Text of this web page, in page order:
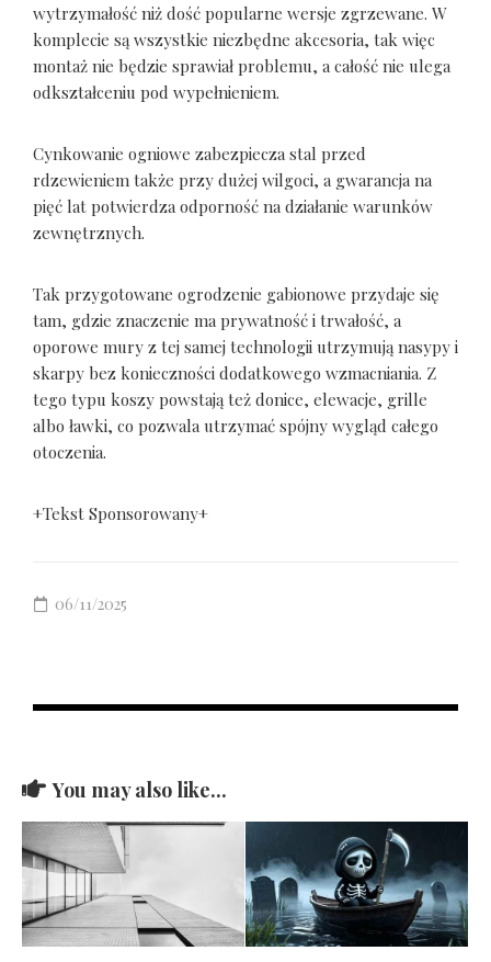
wytrzymałość niż dość popularne wersje zgrzewane. W
komplecie są wszystkie niezbędne akcesoria, tak więc
montaż nie będzie sprawiał problemu, a całość nie ulega
odkształceniu pod wypełnieniem.
Cynkowanie ogniowe zabezpiecza stal przed
rdzewieniem także przy dużej wilgoci, a gwarancja na
pięć lat potwierdza odporność na działanie warunków
zewnętrznych.
Tak przygotowane ogrodzenie gabionowe przydaje się
tam, gdzie znaczenie ma prywatność i trwałość, a
oporowe mury z tej samej technologii utrzymują nasypy i
skarpy bez konieczności dodatkowego wzmacniania. Z
tego typu koszy powstają też donice, elewacje, grille
albo ławki, co pozwala utrzymać spójny wygląd całego
otoczenia.
+Tekst Sponsorowany+
06/11/2025
You may also like...